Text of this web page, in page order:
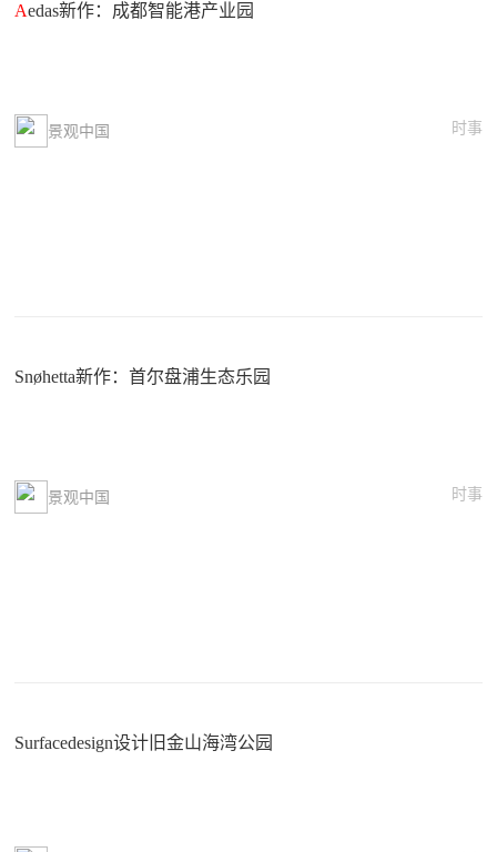
Aedas新作：成都智能港产业园
景观中国 时事
Snøhetta新作：首尔盘浦生态乐园
景观中国 时事
Surfacedesign设计旧金山海湾公园